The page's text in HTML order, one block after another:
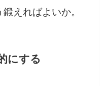
えればよいか。
にする